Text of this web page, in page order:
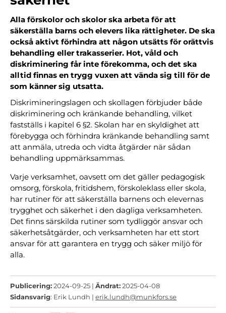
Alla förskolor och skolor ska arbeta för att
säkerställa barns och elevers lika rättigheter. De ska
också aktivt förhindra att någon utsätts för orättvis
behandling eller trakasserier. Hot, våld och
diskriminering får inte förekomma, och det ska
alltid finnas en trygg vuxen att vända sig till för de
som känner sig utsatta.
Diskrimineringslagen och skollagen förbjuder både
diskriminering och kränkande behandling, vilket
fastställs i kapitel 6 §2. Skolan har en skyldighet att
förebygga och förhindra kränkande behandling samt
att anmäla, utreda och vidta åtgärder när sådan
behandling uppmärksammas.
Varje verksamhet, oavsett om det gäller pedagogisk
omsorg, förskola, fritidshem, förskoleklass eller skola,
har rutiner för att säkerställa barnens och elevernas
trygghet och säkerhet i den dagliga verksamheten.
Det finns särskilda rutiner som tydliggör ansvar och
säkerhetsåtgärder, och verksamheten har ett stort
ansvar för att garantera en trygg och säker miljö för
alla.
Publicering:2024-09-25 | Ändrat:2025-04-08
Sidansvarig: Erik Lundh | erik.lundh@munkfors.se